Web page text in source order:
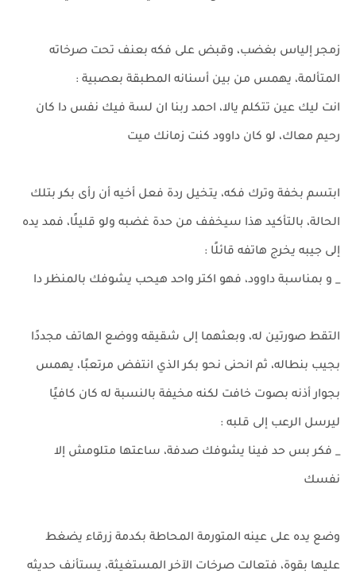
زمجر إلياس بغضب، وقبض على فكه بعنف تحت صرخاته
المتألمة، يهمس من بين أسنانه المطبقة بعصبية :
انت ليك عين تتكلم يالا، احمد ربنا ان لسة فيك نفس دا كان
رحيم معاك، لو كان داوود كنت زمانك ميت
ابتسم بخفة وترك فكه، يتخيل ردة فعل أخيه أن رأى بكر بتلك
الحالة، بالتأكيد هذا سيخفف من حدة غضبه ولو قليلًا، فمد يده
إلى جيبه يخرج هاتفه قائلًا :
_ و بمناسبة داوود، فهو اكتر واحد هيحب يشوفك بالمنظر دا
التقط صورتين له، وبعثهما إلى شقيقه ووضع الهاتف مجددًا
بجيب بنطاله، ثم انحنى نحو بكر الذي انتفض مرتعبًا، يهمس
بجوار أذنه بصوت خافت لكنه مخيفة بالنسبة له كان كافيًا
ليرسل الرعب إلى قلبه :
_ فكر بس حد فينا يشوفك صدفة، ساعتها متلومش إلا
نفسك
وضع يده على عينه المتورمة المحاطة بكدمة زرقاء يضغط
عليها بقوة، فتعالت صرخات الآخر المستغيثة، يستأنف حديثه